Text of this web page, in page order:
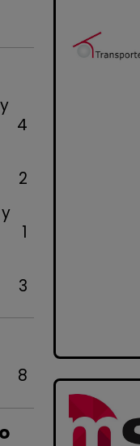
4
2
1
3
8